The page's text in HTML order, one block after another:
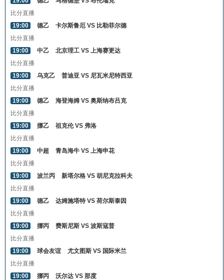
比分直播
19:00
德乙
卡尔斯鲁厄 VS 比勒菲尔德
比分直播
19:00
中乙
北京理工 VS 上海赛更达
比分直播
19:00
乌克乙
普迪亚 VS 尼瓦米尼特西亚
比分直播
19:00
德乙
海登海姆 VS 奥斯纳布吕克
比分直播
19:00
挪乙
祖克伦 VS 弗洛
比分直播
19:00
中超
青岛海牛 VS 上海申花
比分直播
19:00
波兰丙
新塔尔格 VS 胡尼克拉科夫
比分直播
19:00
德乙
达姆施塔特 VS 荷尔斯泰因
比分直播
19:00
挪丙
费斯尼斯 VS 波斯寇普
比分直播
19:00
球会友谊
尤文图斯 VS 国际米兰
比分直播
19:00
挪丙
沃尔达 VS 那度